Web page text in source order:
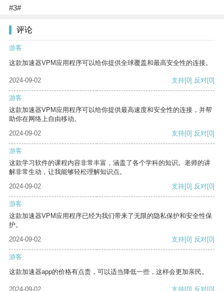
#3#
评论
游客
这款加速器VPM应用程序可以给你提供全球覆盖和最高安全性的连接。
2024-09-02 支持[0] 反对[0]
游客
这款加速器VPM应用程序可以给你提供最高速度和安全性的连接，并帮
助你在网络上自由移动。
2024-09-02
支持[0] 反对[0]
游客
这款学习软件的课程内容非常丰富，涵盖了各个学科的知识。老师的讲
解非常生动，让我能够轻松理解知识点。
2024-09-02
支持[0] 反对[0]
游客
这款加速器VPM应用程序已经为我们带来了无限的隐私保护和安全性保
护。
2024-09-02
支持[0] 反对[0]
游客
这款加速器app的价格有点贵，可以适当降低一些，这样会更加亲民。
2024-09-02 支持[0] 反对[0]